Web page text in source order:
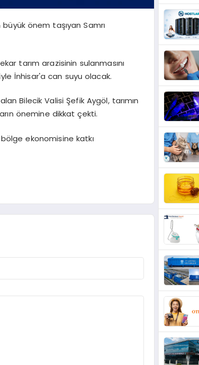
önem taşıyan Samrı
tarım arazisinin sulanmasını
İnhisar'a can suyu olacak.
Bilecik Valisi Şefik Aygöl, tarımın
önemine dikkat çekti.
bölge ekonomisine katkı